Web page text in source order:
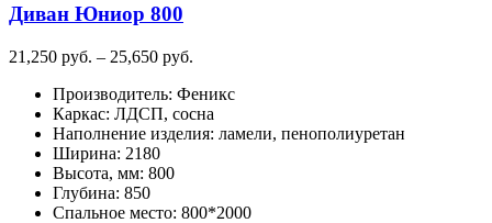
странице
Диван Юниор 800
21,250 руб. – 25,650 руб.
21,250
руб.
–
Производитель: Феникс
Каркас: ЛДСП, сосна
Наполнение изделия: ламели, пенополиуретан
Ширина: 2180
Высота, мм: 800
Глубина: 850
Спальное место: 800*2000